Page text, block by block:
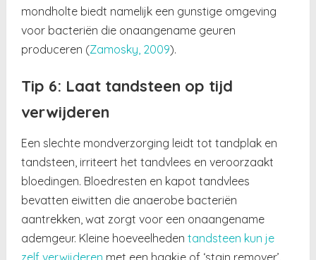
mondholte biedt namelijk een gunstige omgeving
voor bacteriën die onaangename geuren
produceren (Zamosky, 2009).
Tip 6: Laat tandsteen op tijd
verwijderen
Een slechte mondverzorging leidt tot tandplak en
tandsteen, irriteert het tandvlees en veroorzaakt
bloedingen. Bloedresten en kapot tandvlees
bevatten eiwitten die anaerobe bacteriën
aantrekken, wat zorgt voor een onaangename
ademgeur. Kleine hoeveelhedentandsteen kun je
zelf verwijderen met een haakje of ‘stain remover’.